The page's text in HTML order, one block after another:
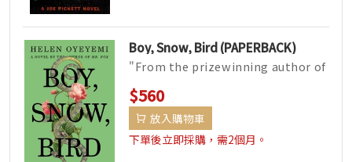
Boy, Snow, Bird (PAPERBACK)
"From the prizewinning author of
Mr. Fox, the Snow...
$560
放入購物車
下單後立即採購，需2個月。